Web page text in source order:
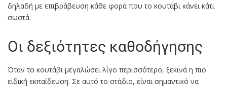
δηλαδή με επιβράβευση κάθε φορά που το κουτάβι κάνει κάτι
σωστά.
Οι δεξιότητες καθοδήγησης
Όταν το κουτάβι μεγαλώσει λίγο περισσότερο, ξεκινά η πιο
ειδική εκπαίδευση. Σε αυτό το στάδιο, είναι σημαντικό να